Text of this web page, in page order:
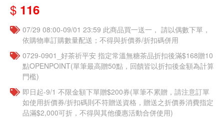
$ 116
07/29 08:00-09/01 23:59 此商品買一送一， 請以偶數下單，
依購物車訂購數量配送；不得與折價券/折扣碼併用
​​0729-0901_好茶祈平安 指定常溫無糖茶品折扣後滿$168贈10
點OPENPOINT(單筆最高贈50點，回饋皆以折扣後金額為計算
門檻)
即日起-9/1 不限金額下單贈$200券(單筆不累贈，請注意訂單
如使用折價券/折扣碼則不符贈送資格，贈送之折價券消費指定
品滿$2,000可折，不得與其他優惠活動合併使用)